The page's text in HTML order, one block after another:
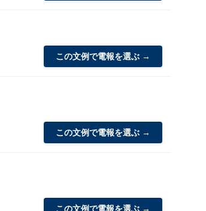
この文例で電報を選ぶ →
この文例で電報を選ぶ →
この文例で電報を選ぶ →